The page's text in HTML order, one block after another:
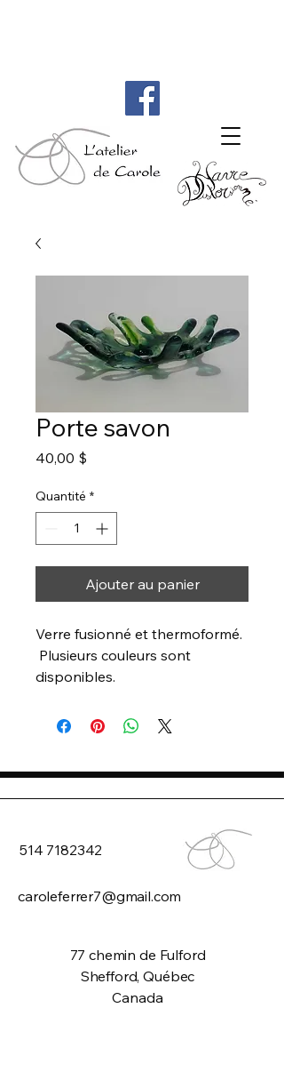
Porte savon
40,00 $
Quantité *
Ajouter au panier
Verre fusionné et thermoformé.
Plusieurs couleurs sont
disponibles.
514 7182342
caroleferrer7@gmail.com
77 chemin de Fulford
Shefford, Québec
Canada